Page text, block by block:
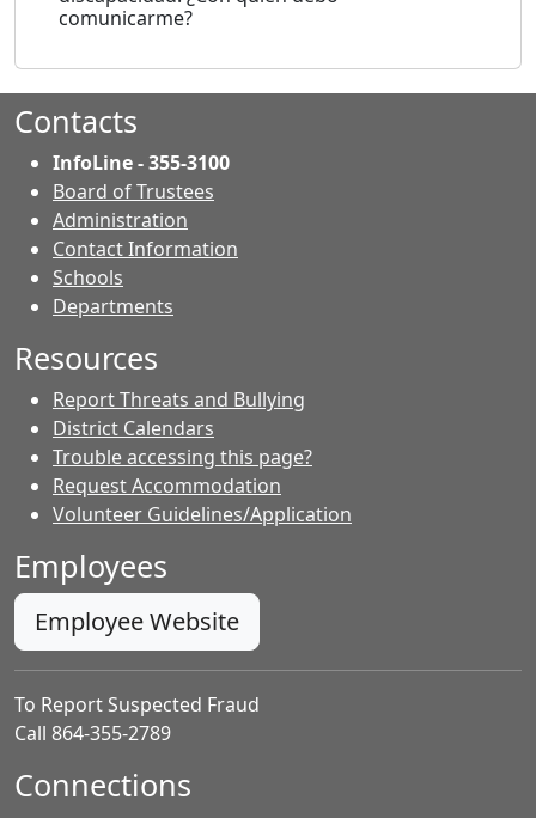
comunicarme?
Contacts
InfoLine - 355-3100
Board of Trustees
Administration
Contact Information
Schools
Departments
Resources
Report Threats and Bullying
District Calendars
Trouble accessing this page?
Request Accommodation
Volunteer Guidelines/Application
Employees
Employee Website
To Report Suspected Fraud
Call 864-355-2789
Connections